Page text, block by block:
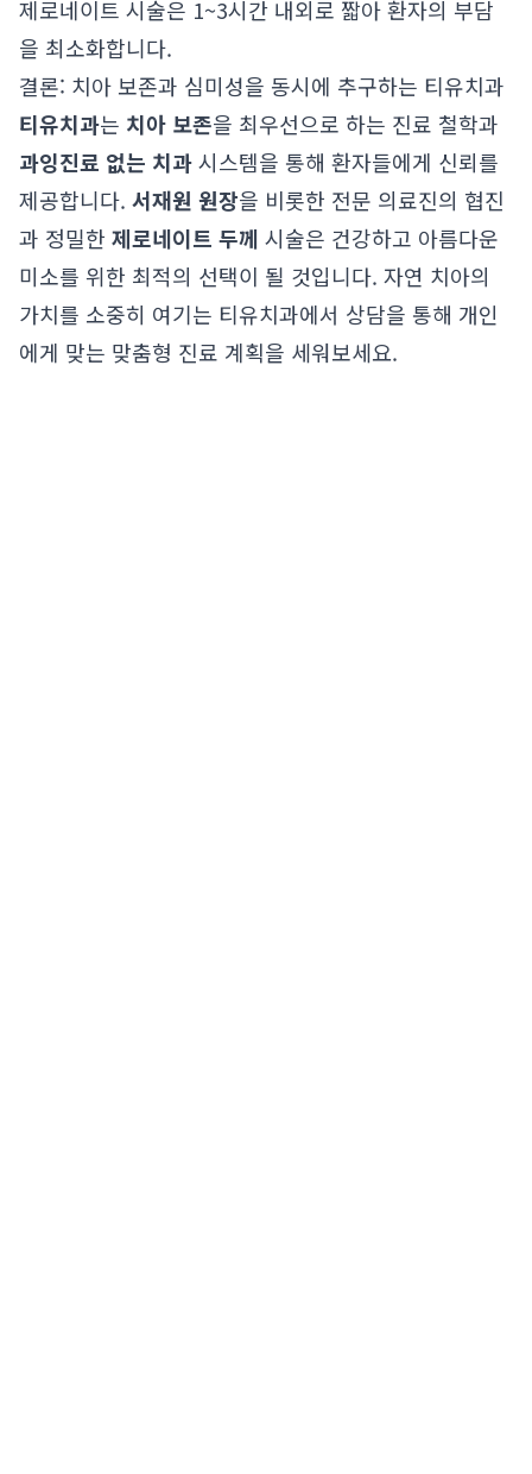
제로네이트 시술은 1~3시간 내외로 짧아 환자의 부담
을 최소화합니다.
결론: 치아 보존과 심미성을 동시에 추구하는 티유치과
티유치과는 치아 보존을 최우선으로 하는 진료 철학과
과잉진료 없는 치과시스템을 통해 환자들에게 신뢰를
제공합니다. 서재원 원장을 비롯한 전문 의료진의 협진
과 정밀한 제로네이트 두께 시술은 건강하고 아름다운
미소를 위한 최적의 선택이 될 것입니다. 자연 치아의
가치를 소중히 여기는 티유치과에서 상담을 통해 개인
에게 맞는 맞춤형 진료 계획을 세워보세요.